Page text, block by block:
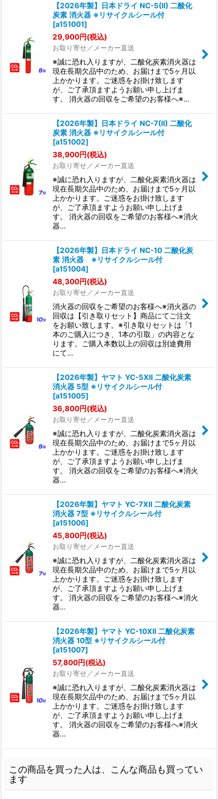
【2026年製】日本ドライ NC-5(II) 二酸化
炭素 消火器 ※リサイクルシール付
[a151001]
29,900円(税込)
お取り寄せ／メーカー直送
※誠に恐れ入りますが、二酸化炭素消火器は
現在長期欠品中のため、お届けまで5ヶ月以
上かかります。ご迷惑をお掛け致します
が、ご了承頂ますようお願い申し上げま
す。 消火器の回収をご希望のお客様へ※…
【2026年製】日本ドライ NC-7(II) 二酸化
炭素 消火器 ※リサイクルシール付
[a151002]
38,900円(税込)
お取り寄せ／メーカー直送
※誠に恐れ入りますが、二酸化炭素消火器は
現在長期欠品中のため、お届けまで5ヶ月以
上かかります。ご迷惑をお掛け致します
が、ご了承頂ますようお願い申し上げま
す。 消火器の回収をご希望のお客様へ※消火
器…
【2026年製】日本ドライ NC-10 二酸化炭
素 消火器 ※リサイクルシール付
[a151004]
48,300円(税込)
お取り寄せ／メーカー直送
消火器の回収をご希望のお客様へ※消火器の
回収は【引き取りセット】商品にてご注文
をお願い致します。※引き取りセットは「1
本のご購入につき、1本の引取」の内容とな
ります。ご購入本数以上の回収は別途費用
にて…
【2026年製】ヤマト YC-5XII 二酸化炭素
消火器 5型 ※リサイクルシール付
[a151005]
36,800円(税込)
お取り寄せ／メーカー直送
※誠に恐れ入りますが、二酸化炭素消火器は
現在長期欠品中のため、お届けまで5ヶ月以
上かかります。ご迷惑をお掛け致します
が、ご了承頂ますようお願い申し上げま
す。 消火器の回収をご希望のお客様へ※消火
器…
【2026年製】ヤマト YC-7XII 二酸化炭素
消火器 7型 ※リサイクルシール付
[a151006]
45,800円(税込)
お取り寄せ／メーカー直送
※誠に恐れ入りますが、二酸化炭素消火器は
現在長期欠品中のため、お届けまで5ヶ月以
上かかります。ご迷惑をお掛け致します
が、ご了承頂ますようお願い申し上げま
す。 消火器の回収をご希望のお客様へ※消火
器…
【2026年製】ヤマト YC-10XII 二酸化炭素
消火器 10型 ※リサイクルシール付
[a151007]
57,800円(税込)
お取り寄せ／メーカー直送
※誠に恐れ入りますが、二酸化炭素消火器は
現在長期欠品中のため、お届けまで5ヶ月以
上かかります。ご迷惑をお掛け致します
が、ご了承頂ますようお願い申し上げま
す。 消火器の回収をご希望のお客様へ※消火
器…
この商品を買った人は、こんな商品も買ってい
ます